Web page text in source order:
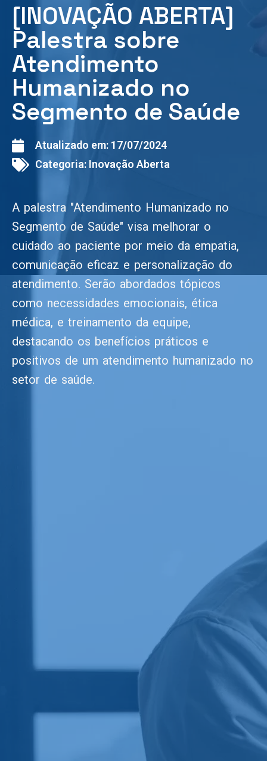
[INOVAÇÃO ABERTA]
Palestra sobre
Atendimento
Humanizado no
Segmento de Saúde
Atualizado em: 17/07/2024
Categoria: Inovação Aberta
A palestra "Atendimento Humanizado no
Segmento de Saúde" visa melhorar o
cuidado ao paciente por meio da empatia,
comunicação eficaz e personalização do
atendimento. Serão abordados tópicos
como necessidades emocionais, ética
médica, e treinamento da equipe,
destacando os benefícios práticos e
positivos de um atendimento humanizado no
setor de saúde.